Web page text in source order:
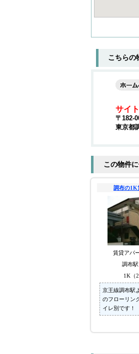
こちらの
サイ
〒182-
東京都
この物件
調布の1K
賃貸アパ
調布
1K（
京王線調布駅
のフローリン
イレ別です！